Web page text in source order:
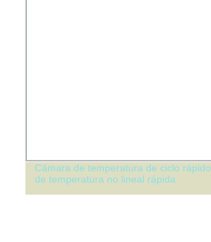
Cámara de temperatura de ciclo rápido
de temperatura no lineal rápida